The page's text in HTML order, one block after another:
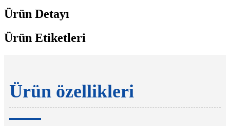
Ürün Detayı
Ürün Etiketleri
Ürün özellikleri